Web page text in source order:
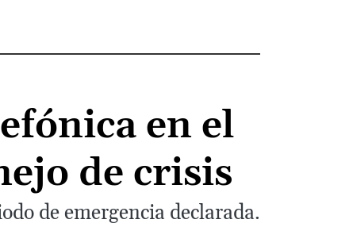
en el
de crisis
de emergencia declarada.